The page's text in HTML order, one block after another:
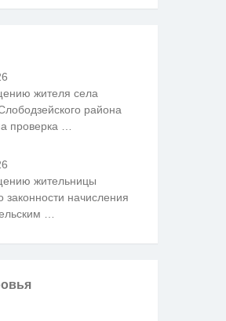
жителя села
района
проверка …
жительницы
законности начисления